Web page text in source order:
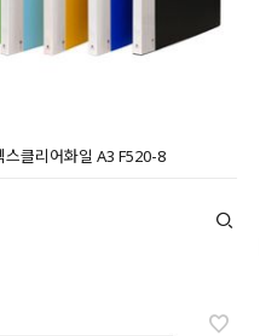
스클리어화일 A3 F520-8